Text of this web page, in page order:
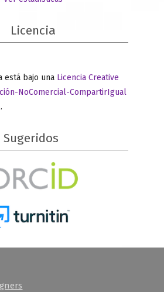
Licencia
está bajo una Licencia Creative
NoComercial-CompartirIgual
.
Sugeridos